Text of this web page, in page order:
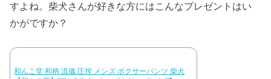
すよね。柴犬さんが好きな方にはこんなプレゼントはい
かがですか？
和んこ堂 和柄 流儀 圧搾 メンズ ボクサーパンツ 柴犬